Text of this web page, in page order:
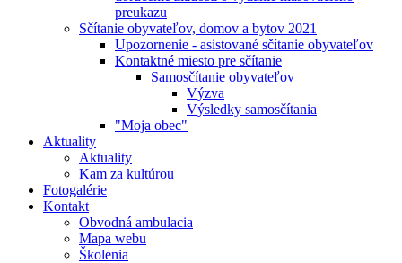
preukazu
Sčítanie obyvateľov, domov a bytov 2021
Upozornenie - asistované sčítanie obyvateľov
Kontaktné miesto pre sčítanie
Samosčítanie obyvateľov
Výzva
Výsledky samosčítania
"Moja obec"
Aktuality
Aktuality
Kam za kultúrou
Fotogalérie
Kontakt
Obvodná ambulacia
Mapa webu
Školenia